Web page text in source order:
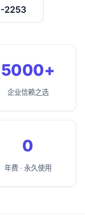
2253
5000+
企业信赖之选
0
年费 · 永久使用